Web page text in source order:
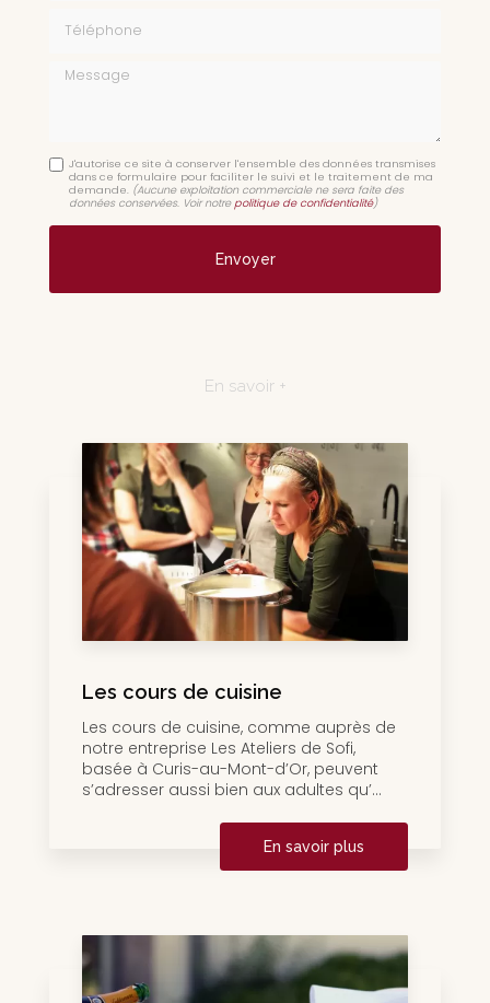
Message
J'autorise ce site à conserver l'ensemble des données transmises
dans ce formulaire pour faciliter le suivi et le traitement de ma
demande. (Aucune exploitation commerciale ne sera faite des
données conservées. Voir notre politique de confidentialité)
En savoir +
Les cours de cuisine
Les cours de cuisine, comme auprès de
notre entreprise Les Ateliers de Sofi,
basée à Curis-au-Mont-d’Or, peuvent
s’adresser aussi bien aux adultes qu’...
En savoir plus